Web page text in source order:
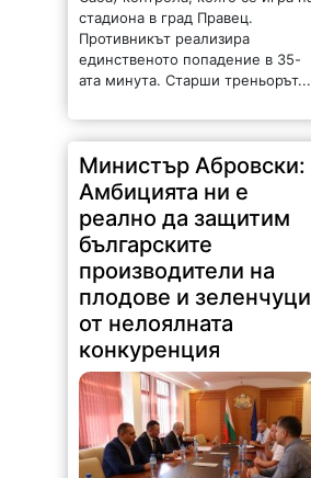
стадиона в град Правец.
Противникът реализира
единственото попадение в 35-
ата минута. Старши треньорът...
Министър Абровски:
Амбицията ни е
реално да защитим
българските
производители на
плодове и зеленчуци
от нелоялната
конкуренция